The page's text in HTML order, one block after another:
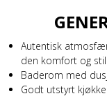
Autentisk
den komfort og
Baderom med
Godt utstyrt